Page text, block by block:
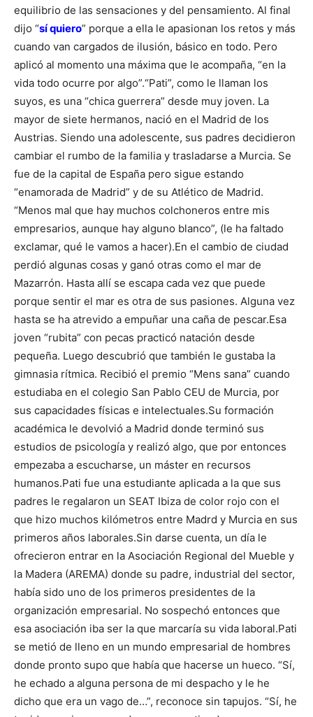
equilibrio de las sensaciones y del pensamiento. Al final
dijo “sí quiero” porque a ella le apasionan los retos y más
cuando van cargados de ilusión, básico en todo. Pero
aplicó al momento una máxima que le acompaña, “en la
vida todo ocurre por algo”.“Pati”, como le llaman los
suyos, es una “chica guerrera” desde muy joven. La
mayor de siete hermanos, nació en el Madrid de los
Austrias. Siendo una adolescente, sus padres decidieron
cambiar el rumbo de la familia y trasladarse a Murcia. Se
fue de la capital de España pero sigue estando
“enamorada de Madrid” y de su Atlético de Madrid.
“Menos mal que hay muchos colchoneros entre mis
empresarios, aunque hay alguno blanco”, (le ha faltado
exclamar, qué le vamos a hacer).En el cambio de ciudad
perdió algunas cosas y ganó otras como el mar de
Mazarrón. Hasta allí se escapa cada vez que puede
porque sentir el mar es otra de sus pasiones. Alguna vez
hasta se ha atrevido a empuñar una caña de pescar.Esa
joven “rubita” con pecas practicó natación desde
pequeña. Luego descubrió que también le gustaba la
gimnasia rítmica. Recibió el premio “Mens sana” cuando
estudiaba en el colegio San Pablo CEU de Murcia, por
sus capacidades físicas e intelectuales.Su formación
académica le devolvió a Madrid donde terminó sus
estudios de psicología y realizó algo, que por entonces
empezaba a escucharse, un máster en recursos
humanos.Pati fue una estudiante aplicada a la que sus
padres le regalaron un SEAT Ibiza de color rojo con el
que hizo muchos kilómetros entre Madrd y Murcia en sus
primeros años laborales.Sin darse cuenta, un día le
ofrecieron entrar en la Asociación Regional del Mueble y
la Madera (AREMA) donde su padre, industrial del sector,
había sido uno de los primeros presidentes de la
organización empresarial. No sospechó entonces que
esa asociación iba ser la que marcaría su vida laboral.Pati
se metió de lleno en un mundo empresarial de hombres
donde pronto supo que había que hacerse un hueco. “Sí,
he echado a alguna persona de mi despacho y le he
dicho que era un vago de…”, reconoce sin tapujos. “Sí, he